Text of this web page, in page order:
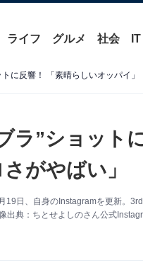
ライフ グルメ 社会
に反響！ 「素晴らしいオッパイ」
ラ”ショット
がやばい」
19日、自身のInstagramを更新。
出典：ちとせよしのさん公式